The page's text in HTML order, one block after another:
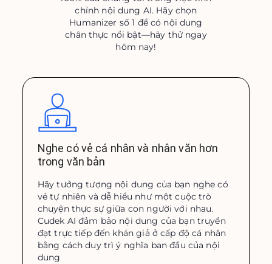
chỉnh nội dung AI. Hãy chọn
Humanizer số 1 để có nội dung
chân thực nổi bật—hãy thử ngay
hôm nay!
Nghe có vẻ cá nhân và nhân văn hơn
trong văn bản
Hãy tưởng tượng nội dung của bạn nghe có
vẻ tự nhiên và dễ hiểu như một cuộc trò
chuyện thực sự giữa con người với nhau.
Cudek AI đảm bảo nội dung của bạn truyền
đạt trực tiếp đến khán giả ở cấp độ cá nhân
bằng cách duy trì ý nghĩa ban đầu của nội
dung